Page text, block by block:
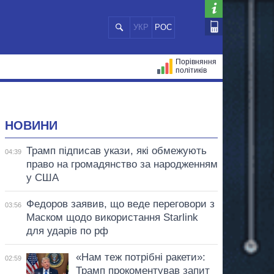
УКР РОС
Порівняння
політиків
НОВИНИ
04:39
Трамп підписав укази, які обмежують
право на громадянство за народженням
у США
03:56
Федоров заявив, що веде переговори з
Маском щодо використання Starlink
для ударів по рф
02:59
«Нам теж потрібні ракети»:
Трамп прокоментував запит